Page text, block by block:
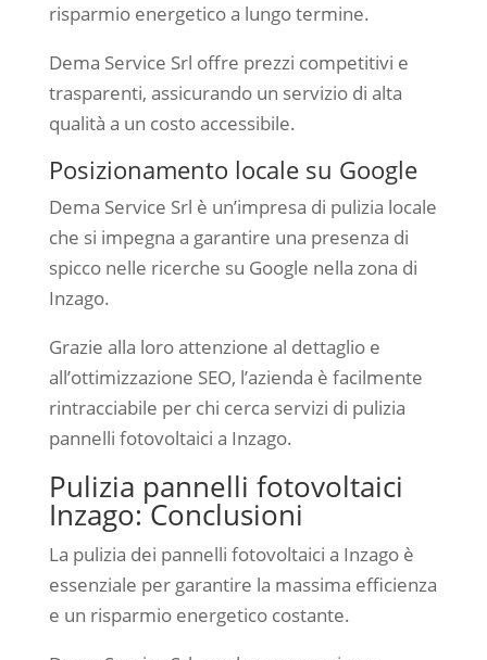
risparmio energetico a lungo termine.
Dema Service Srl offre prezzi competitivi e
trasparenti, assicurando un servizio di alta
qualità a un costo accessibile.
Posizionamento locale su Google
Dema Service Srl è un’impresa di pulizia locale
che si impegna a garantire una presenza di
spicco nelle ricerche su Google nella zona di
Inzago.
Grazie alla loro attenzione al dettaglio e
all’ottimizzazione SEO, l’azienda è facilmente
rintracciabile per chi cerca servizi di pulizia
pannelli fotovoltaici a Inzago.
Pulizia pannelli fotovoltaici
Inzago: Conclusioni
La pulizia dei pannelli fotovoltaici a Inzago è
essenziale per garantire la massima efficienza
e un risparmio energetico costante.